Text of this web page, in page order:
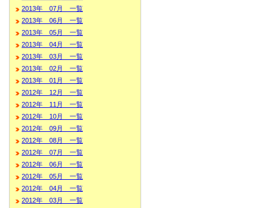
2013年 07月 一覧
2013年 06月 一覧
2013年 05月 一覧
2013年 04月 一覧
2013年 03月 一覧
2013年 02月 一覧
2013年 01月 一覧
2012年 12月 一覧
2012年 11月 一覧
2012年 10月 一覧
2012年 09月 一覧
2012年 08月 一覧
2012年 07月 一覧
2012年 06月 一覧
2012年 05月 一覧
2012年 04月 一覧
2012年 03月 一覧